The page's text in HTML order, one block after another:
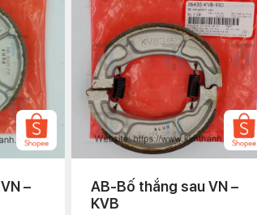
–
AB-Bố thắng sau VN –
KVB